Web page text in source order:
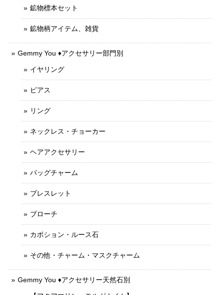
鉱物標本セット
鉱物柄アイテム、雑貨
Gemmy You ♦︎アクセサリー部門別
イヤリング
ピアス
リング
ネックレス・チョーカー
ヘアアクセサリー
バッグチャーム
ブレスレット
ブローチ
カボション・ルース石
その他・チャーム・マスクチャーム
Gemmy You ♦︎アクセサリー天然石別